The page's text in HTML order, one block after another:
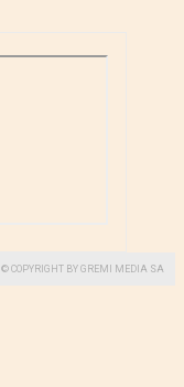
© COPYRIGHT BY GREMI MEDIA SA